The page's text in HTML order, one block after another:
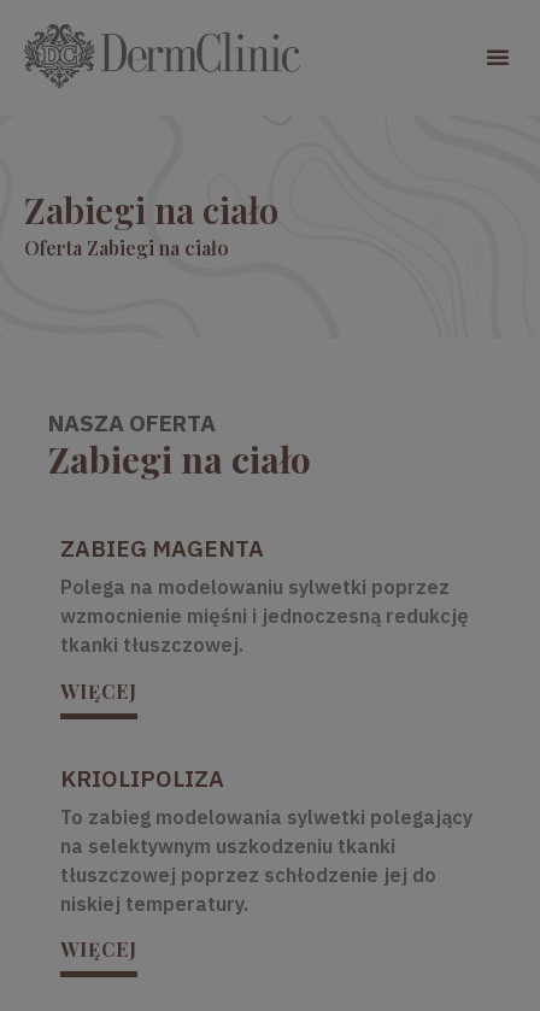
Zabiegi na ciało
Oferta Zabiegi na ciało
NASZA OFERTA
Zabiegi na ciało
ZABIEG MAGENTA
Polega na modelowaniu sylwetki poprzez
wzmocnienie mięśni i jednoczesną redukcję
tkanki tłuszczowej.
WIĘCEJ
KRIOLIPOLIZA
To zabieg modelowania sylwetki polegający
na selektywnym uszkodzeniu tkanki
tłuszczowej poprzez schłodzenie jej do
niskiej temperatury.
WIĘCEJ